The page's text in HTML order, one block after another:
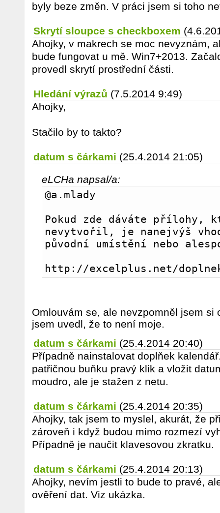
byly beze změn. V práci jsem si toho
Skrytí sloupce s checkboxem
Ahojky, v makrech se moc nevyznám,
bude fungovat u mě. Win7+2013.
provedl skrytí prostřední části.
Hledání výrazů (7.5.2014 9:49)
Ahojky,
Stačilo by to takto?
datum s čárkami (25.4.2014 21:05)
eLCHa napsal/a:
@a.mlady
Pokud zde dáváte přílohy,
nevytvořil, je nanejvýš
původní umístění nebo
http://excelplus.net/
Omlouvám se, ale nevzpomněl jsem si
jsem uvedl, že to není moje.
datum s čárkami (25.4.2014 20:40)
Případně nainstalovat doplňek
patřičnou buňku pravý klik a vložit
moudro, ale je stažen z netu.
datum s čárkami (25.4.2014 20:35)
Ahojky, tak jsem to myslel, akurát, že
zároveň i když budou mimo rozmezí
Případně je naučit klavesovou zkratku.
datum s čárkami (25.4.2014 20:13)
Ahojky, nevím jestli to bude to pravé,
ověření dat. Viz ukázka.